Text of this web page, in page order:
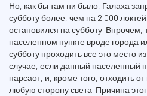
Но, как бы там ни было, Галаха
субботу более, чем на 2 000
остановился на субботу. Впрочем,
населенном пункте вроде города
субботу проходить все это место
случае, если данный населенный
парсаот, и, кроме того, отходить
любую сторону света. Причина